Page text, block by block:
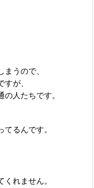
うので、
すが、
人たちです。
るんです。
れません。